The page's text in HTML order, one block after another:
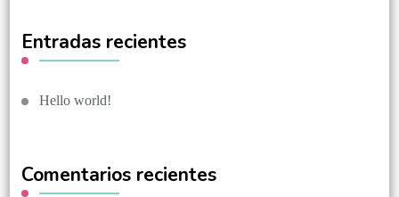
Entradas recientes
Hello world!
Comentarios recientes